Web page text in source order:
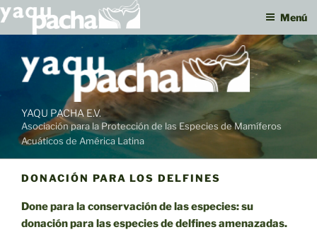
contenido
YAQU PACHA E.V.
Asociación para la Protección de las Especies de Mamíferos
Acuáticos de América Latina
Menú
DONACIÓN PARA LOS DELFINES
Done para la conservación de las especies: su
donación para las especies de delfines amenazadas.